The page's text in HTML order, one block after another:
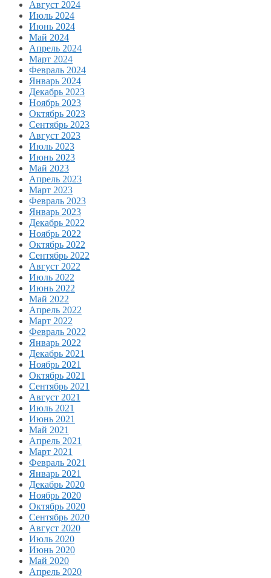
Август 2024
Июль 2024
Июнь 2024
Май 2024
Апрель 2024
Март 2024
Февраль 2024
Январь 2024
Декабрь 2023
Ноябрь 2023
Октябрь 2023
Сентябрь 2023
Август 2023
Июль 2023
Июнь 2023
Май 2023
Апрель 2023
Март 2023
Февраль 2023
Январь 2023
Декабрь 2022
Ноябрь 2022
Октябрь 2022
Сентябрь 2022
Август 2022
Июль 2022
Июнь 2022
Май 2022
Апрель 2022
Март 2022
Февраль 2022
Январь 2022
Декабрь 2021
Ноябрь 2021
Октябрь 2021
Сентябрь 2021
Август 2021
Июль 2021
Июнь 2021
Май 2021
Апрель 2021
Март 2021
Февраль 2021
Январь 2021
Декабрь 2020
Ноябрь 2020
Октябрь 2020
Сентябрь 2020
Август 2020
Июль 2020
Июнь 2020
Май 2020
Апрель 2020